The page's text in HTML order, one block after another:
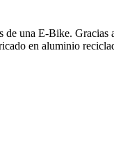
una E-Bike.
en aluminio